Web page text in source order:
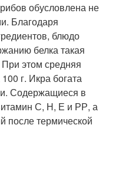
обусловлена не
Благодаря
блюдо
белка такая
При этом средняя
г. Икра богата
Содержащиеся в
С, Н, Е и РР, а
после термической